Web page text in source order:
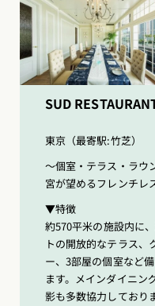
SUD
東京（最寄駅:竹芝）
〜個室・テラス・ラウ
宮が望めるフレンチレ
▼特徴
約570平米の施設内に
トの開放的なテラス、
ー、3部屋の個室など
ます。メインダイニン
影も多数協力しており